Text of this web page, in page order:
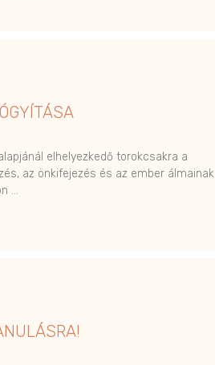
elhelyezkedő torokcsakra a
az önkifejezés és az ember álmainak
…